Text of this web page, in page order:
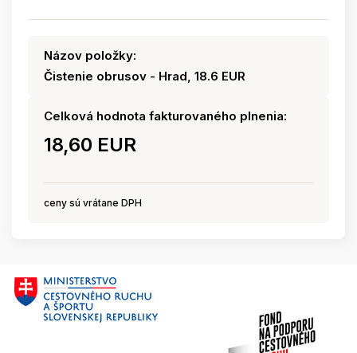
Názov položky:
Čistenie obrusov - Hrad, 18.6 EUR
Celková hodnota fakturovaného plnenia:
18,60 EUR
ceny sú vrátane DPH